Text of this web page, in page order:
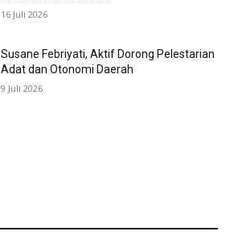
16 Juli 2026
Susane Febriyati, Aktif Dorong Pelestarian
Adat dan Otonomi Daerah
9 Juli 2026